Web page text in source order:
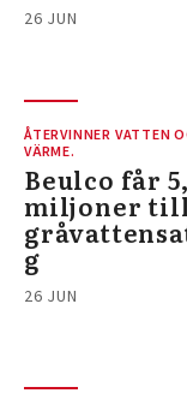
26 JUN
ÅTERVINNER VATTEN
VÄRME.
Beulco får
miljoner
g
26 JUN